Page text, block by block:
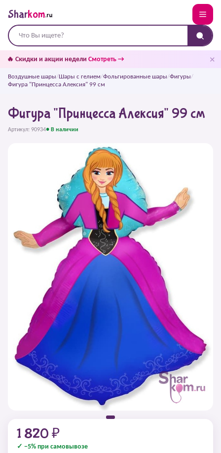
Sharkom.ru
🔥 Скидки и акции недели Смотреть → ✕
Воздушные шары/Шары с гелием/Фольгированные шары/Фигуры/
Фигура "Принцесса Алексия" 99 см
Фигура "Принцесса Алексия" 99 см
Артикул: 90934● В наличии
1 820 ₽
✓ −5% при самовывозе